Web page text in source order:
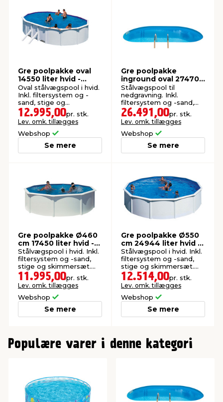
Gre poolpakke oval
14550 liter hvid -
Swim & Fun
Oval stålvægspool i hvid.
Inkl. filtersystem og -
sand, stige og
skimmersæt. 500 x 300 x
120 cm.
12.995,00pr. stk.
Lev. omk. tillægges
Webshop
Se mere
Gre poolpakke
inground oval 27470
liter - Swim & Fun
Stålvægspool til
nedgravning. Inkl.
filtersystem og -sand,
stige og skimmersæt.
700 x 320 x 150 cm.
26.491,00pr. stk.
Lev. omk. tillægges
Webshop
Se mere
Gre poolpakke Ø460
cm 17450 liter hvid -
Swim & Fun
Stålvægspool i hvid. Inkl.
filtersystem og -sand,
stige og skimmersæt.
Ø460 x H120 cm.
11.995,00pr. stk.
Lev. omk. tillægges
Webshop
Se mere
Gre poolpakke Ø550
cm 24944 liter hvid -
Swim & Fun
Stålvægspool i hvid. Inkl.
filtersystem og -sand,
stige og skimmersæt.
Ø550 x H120 cm.
12.514,00pr. stk.
Lev. omk. tillægges
Webshop
Se mere
Populære varer i denne kategori